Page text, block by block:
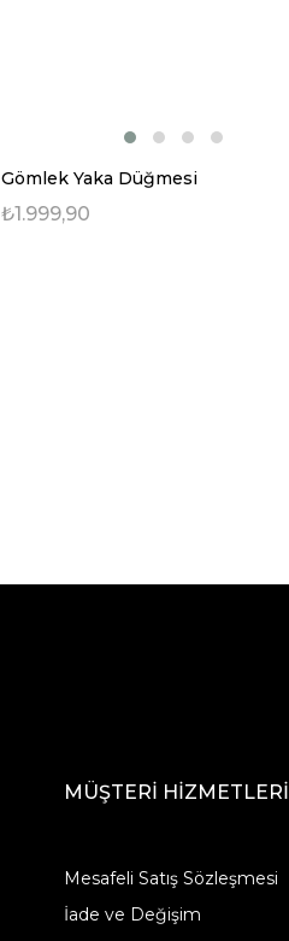
Gömlek Yaka Düğmesi
₺1.999,90
MÜŞTERİ HİZMETLERİ
Mesafeli Satış Sözleşmesi
İade ve Değişim